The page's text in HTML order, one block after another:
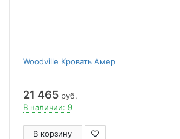
Woodville Кровать Амер
21 465 руб.
В наличии: 9
В корзину